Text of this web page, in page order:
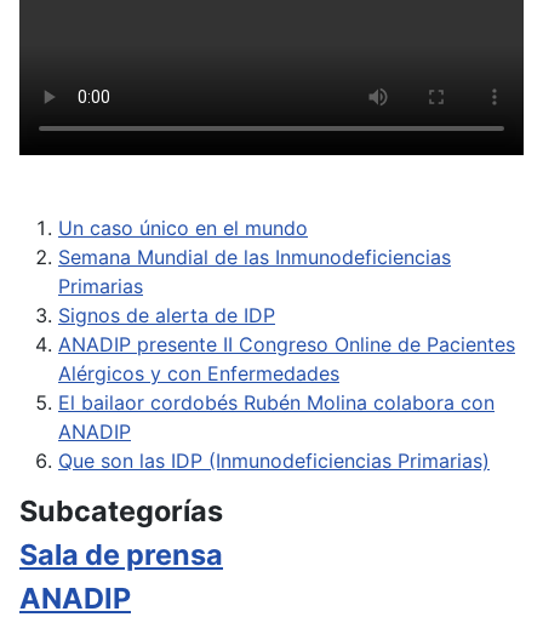
Un caso único en el mundo
Semana Mundial de las Inmunodeficiencias
Primarias
Signos de alerta de IDP
ANADIP presente II Congreso Online de Pacientes
Alérgicos y con Enfermedades
El bailaor cordobés Rubén Molina colabora con
ANADIP
Que son las IDP (Inmunodeficiencias Primarias)
Subcategorías
Sala de prensa
ANADIP